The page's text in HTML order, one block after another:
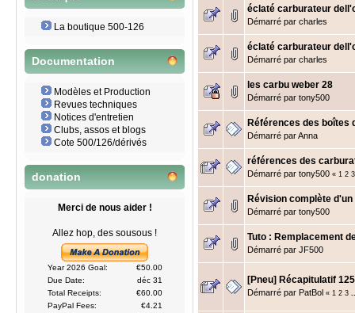
La boutique 500-126
Documentation
Modèles et Production
Revues techniques
Notices d'entretien
Clubs, assos et blogs
Cote 500/126/dérivés
donation
Merci de nous aider !
Allez hop, des sousous !
Year 2026 Goal:
€50.00
Due Date:
déc 31
Total Receipts:
€60.00
PayPal Fees:
€4.21
éclaté carburateur
Démarré par charles
éclaté carburateur
Démarré par charles
les carbu weber 28
Démarré par tony500
Références des boîtes
Démarré parAnna
références des
Démarré par tony500 « 1 2 3
Révision complète
Démarré par tony500
Tuto : Remplacement
Démarré par JF500
[Pneu] Récapitulatif
Démarré par PatBol « 1 2 3